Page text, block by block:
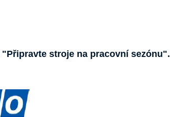
"Připravte stroje na pracovní sezónu".